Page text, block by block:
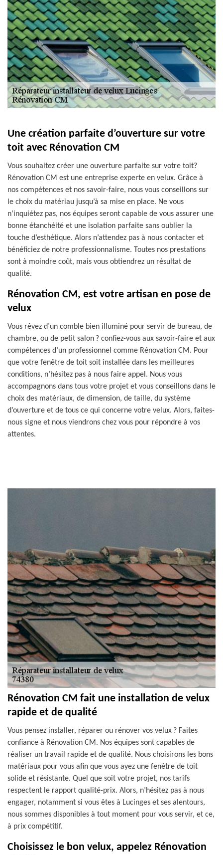
Une création parfaite d’ouverture sur votre
toit avec Rénovation CM
Vous souhaitez créer une ouverture parfaite sur votre toit?
Rénovation CM est une entreprise experte en velux. Grâce à
nos compétences et nos savoir-faire, nous vous conseillons sur
le choix du matériau jusqu’à sa mise en place. Ne vous
n’inquiétez pas, nos équipes seront capable de vous assurer une
bonne étanchéité et une isolation parfaite sans oublier la
touche d’esthétique. Alors n’attendez pas à nous contacter et
bénéficiez de notre professionnalisme. Toutes nos prestations
sont à moindre coût, mais vous obtiendrez un résultat de
qualité.
Rénovation CM, est votre artisan en pose de
velux
Vous rêvez d’un comble bien illuminé pour servir de bureau, de
chambre, ou de petit salon ? confiez-vous aux savoir-faire et aux
compétences d’un professionnel comme Rénovation CM. Pour
que votre fenêtre de toit soit installée dans les meilleures
conditions, n’hésitez pas à nous faire appel. Nous vous
accompagnons dans tous votre projet et vous conseillons dans le
choix des matériaux, de dimension, de taille, du système
d’ouverture et de tous ce qui concerne votre velux. Alors, faites-
nous signe et nous viendrons chez vous pour répondre à vos
attentes.
Rénovation CM fait une installation de velux
rapide et de qualité
Vous pensez installer, réparer ou rénover vos velux ? Faites
confiance à Rénovation CM. Nos équipes sont capables de
réaliser un travail rapide et de qualité. Nous choisirons les bons
matériaux pour vous afin que vous ayez une fenêtre de toit
solide et résistante. Quel que soit votre projet, nos tarifs
respectent le rapport qualité-prix. Alors, n’hésitez pas à nous
engager, notamment si vous êtes à Lucinges et ses alentours,
nous sommes disponibles à tout moment pour vous servir, et ce,
à prix compétitif.
Choisissez le bon velux, appelez Rénovation